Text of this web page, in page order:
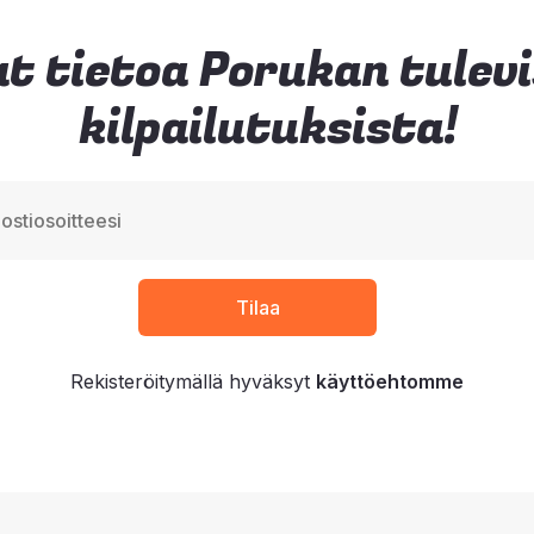
tietoa Porukan
kilpailutuksista!
Rekisteröitymällä hyväksyt käyttöehtomme